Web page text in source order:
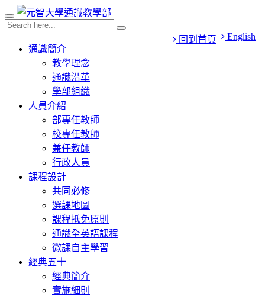
English
回到首頁
通識簡介
教學理念
通識沿革
學部組織
人員介紹
部專任教師
校專任教師
兼任教師
行政人員
課程設計
共同必修
選課地圖
課程抵免原則
通識全英語課程
微課自主學習
經典五十
經典簡介
實施細則